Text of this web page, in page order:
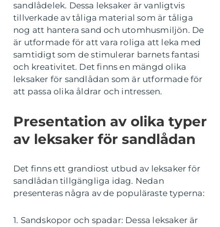
sandlådelek. Dessa leksaker är vanligtvis
tillverkade av tåliga material som är tåliga
nog att hantera sand och utomhusmiljön. De
är utformade för att vara roliga att leka med
samtidigt som de stimulerar barnets fantasi
och kreativitet. Det finns en mängd olika
leksaker för sandlådan som är utformade för
att passa olika åldrar och intressen.
Presentation av olika typer
av leksaker för sandlådan
Det finns ett grandiost utbud av leksaker för
sandlådan tillgängliga idag. Nedan
presenteras några av de populäraste typerna:
1. Sandskopor och spadar: Dessa leksaker är